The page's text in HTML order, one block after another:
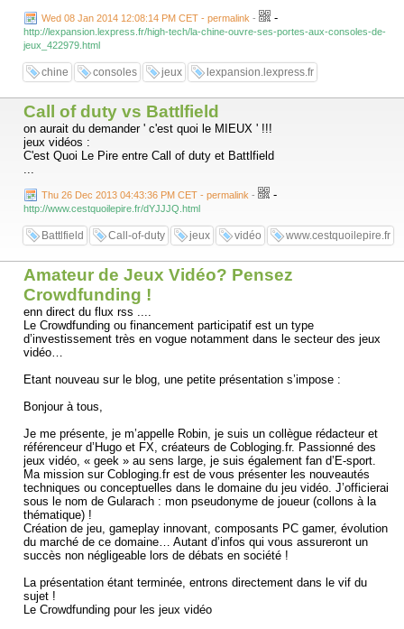
Wed 08 Jan 2014 12:08:14 PM CET - permalink - -
http://lexpansion.lexpress.fr/high-tech/la-chine-ouvre-ses-portes-aux-consoles-de-
jeux_422979.html
chine consoles jeux lexpansion.lexpress.fr
Call of duty vs Battlfield
on aurait du demander ' c'est quoi le MIEUX ' !!!
jeux vidéos :
C'est Quoi Le Pire entre Call of duty et Battlfield
...
Thu 26 Dec 2013 04:43:36 PM CET - permalink - -
http://www.cestquoilepire.fr/dYJJJQ.html
Battlfield Call-of-duty jeux vidéo www.cestquoilepire.fr
Amateur de Jeux Vidéo? Pensez
Crowdfunding !
enn direct du flux rss ....
Le Crowdfunding ou financement participatif est un type
d’investissement très en vogue notamment dans le secteur des jeux
vidéo…
Etant nouveau sur le blog, une petite présentation s’impose :
Bonjour à tous,
Je me présente, je m’appelle Robin, je suis un collègue rédacteur et
référenceur d’Hugo et FX, créateurs de Cobloging.fr. Passionné des
jeux vidéo, « geek » au sens large, je suis également fan d’E-sport.
Ma mission sur Cobloging.fr est de vous présenter les nouveautés
techniques ou conceptuelles dans le domaine du jeu vidéo. J’officierai
sous le nom de Gularach : mon pseudonyme de joueur (collons à la
thématique) !
Création de jeu, gameplay innovant, composants PC gamer, évolution
du marché de ce domaine… Autant d’infos qui vous assureront un
succès non négligeable lors de débats en société !
La présentation étant terminée, entrons directement dans le vif du
sujet !
Le Crowdfunding pour les jeux vidéo